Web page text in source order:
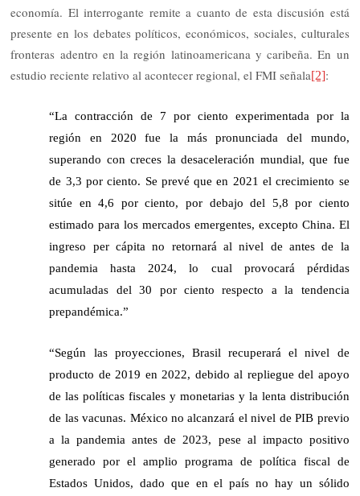
economía. El interrogante remite a cuanto de esta discusión está
presente en los debates políticos, económicos, sociales, culturales
fronteras adentro en la región latinoamericana y caribeña. En un
estudio reciente relativo al acontecer regional, el FMI señala[2]:
“La contracción de 7 por ciento experimentada por la
región en 2020 fue la más pronunciada del mundo,
superando con creces la desaceleración mundial, que fue
de 3,3 por ciento. Se prevé que en 2021 el crecimiento se
sitúe en 4,6 por ciento, por debajo del 5,8 por ciento
estimado para los mercados emergentes, excepto China. El
ingreso per cápita no retornará al nivel de antes de la
pandemia hasta 2024, lo cual provocará pérdidas
acumuladas del 30 por ciento respecto a la tendencia
prepandémica.”
“Según las proyecciones, Brasil recuperará el nivel de
producto de 2019 en 2022, debido al repliegue del apoyo
de las políticas fiscales y monetarias y la lenta distribución
de las vacunas. México no alcanzará el nivel de PIB previo
a la pandemia antes de 2023, pese al impacto positivo
generado por el amplio programa de política fiscal de
Estados Unidos, dado que en el país no hay un sólido